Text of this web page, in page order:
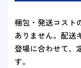
梱包・発送コスト
ありません。配送
登場に合わせて、
す。